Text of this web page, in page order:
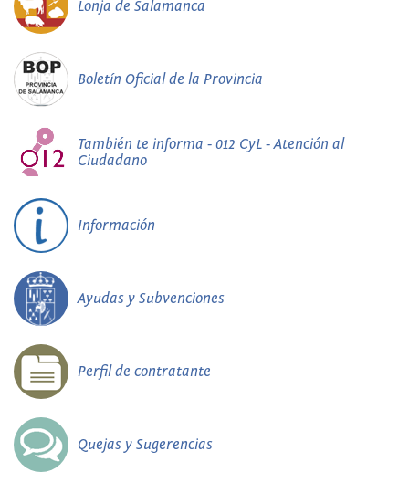
Lonja de Salamanca
Boletín Oficial de la Provincia
También te informa - 012 CyL - Atención al
Ciudadano
Información
Ayudas y Subvenciones
Perfil de contratante
Quejas y Sugerencias